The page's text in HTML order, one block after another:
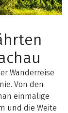
Wanderreise
Von den
einmalige
und die Weite